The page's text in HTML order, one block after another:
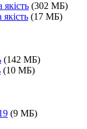
(302 МБ)
(17 МБ)
(142 МБ)
(10 МБ)
(9 МБ)